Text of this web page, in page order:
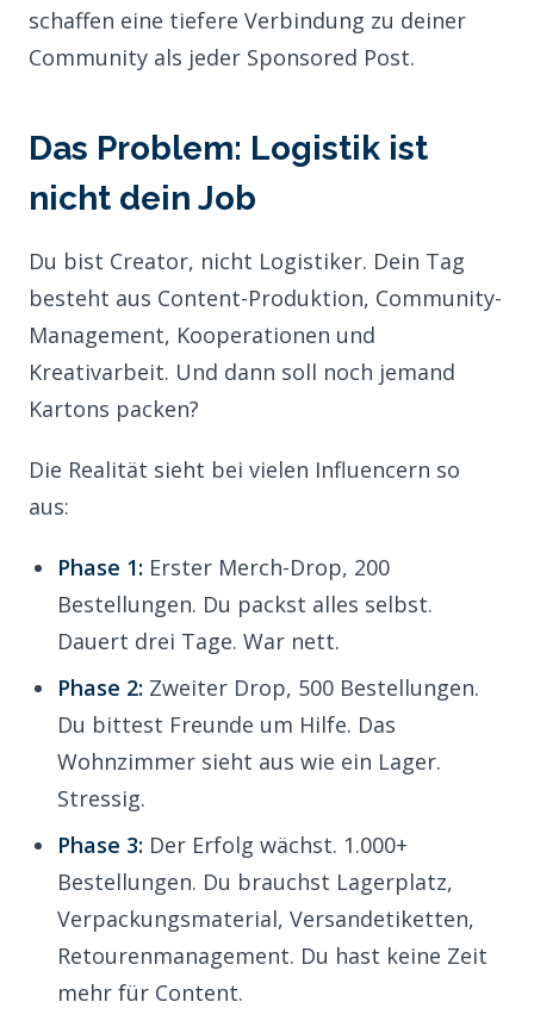
schaffen eine tiefere Verbindung zu deiner
Community als jeder Sponsored Post.
Das Problem: Logistik ist
nicht dein Job
Du bist Creator, nicht Logistiker. Dein Tag
besteht aus Content-Produktion, Community-
Management, Kooperationen und
Kreativarbeit. Und dann soll noch jemand
Kartons packen?
Die Realität sieht bei vielen Influencern so
aus:
Phase 1: Erster Merch-Drop, 200
Bestellungen. Du packst alles selbst.
Dauert drei Tage. War nett.
Phase 2: Zweiter Drop, 500 Bestellungen.
Du bittest Freunde um Hilfe. Das
Wohnzimmer sieht aus wie ein Lager.
Stressig.
Phase 3: Der Erfolg wächst. 1.000+
Bestellungen. Du brauchst Lagerplatz,
Verpackungsmaterial, Versandetiketten,
Retourenmanagement. Du hast keine Zeit
mehr für Content.